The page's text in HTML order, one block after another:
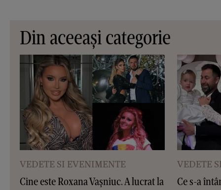
Din aceeași categorie
VEDETE SI EVENIMENTE
Cine este Roxana Vașniuc. A lucrat la
VEDETE
Ce s-a